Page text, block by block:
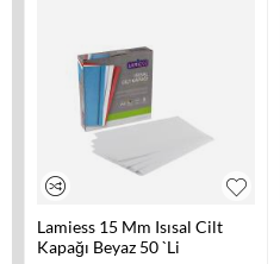
Lamiess 15 Mm Isısal Cilt
Kapağı Beyaz 50 `Li